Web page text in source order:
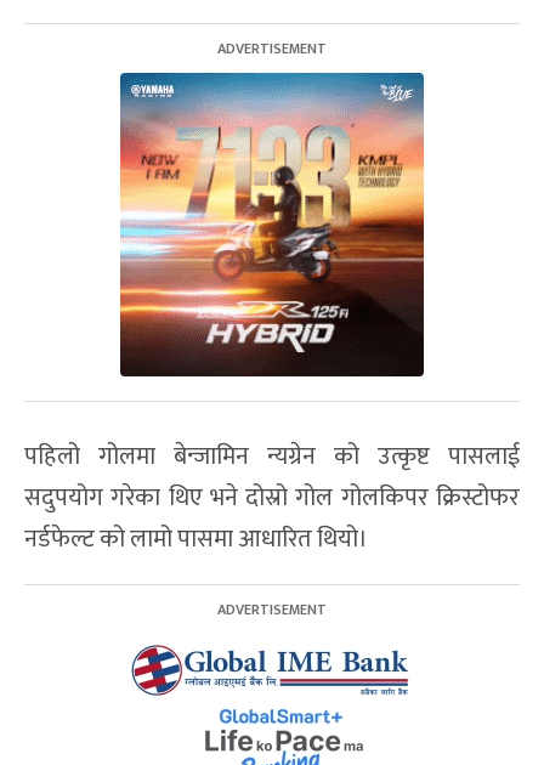
पहिलो गोलमा बेन्जामिन न्यग्रेन को उत्कृष्ट पासलाई
सदुपयोग गरेका थिए भने दोस्रो गोल गोलकिपर क्रिस्टोफर
नर्डफेल्ट को लामो पासमा आधारित थियो।